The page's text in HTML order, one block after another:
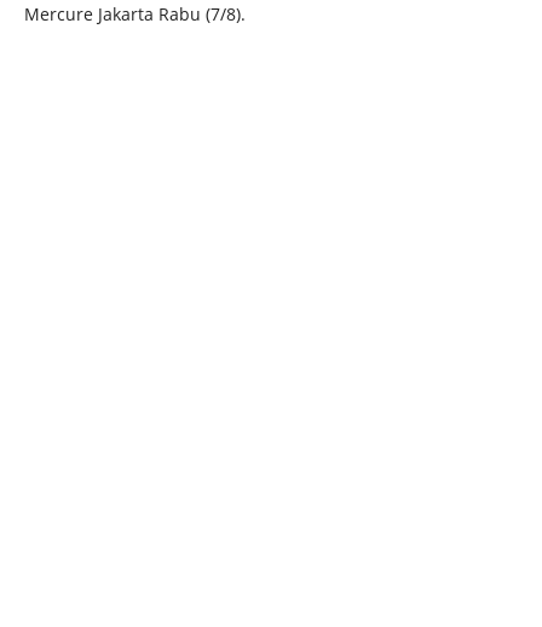
Mercure Jakarta Rabu (7/8).